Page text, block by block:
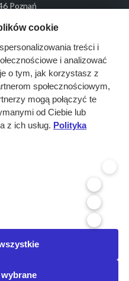
Poznań
cookie
treści i
i analizować
o tym, jak korzystasz z
społecznościowym,
mogą połączyć te
od Ciebie lub
z ich usług. Polityka